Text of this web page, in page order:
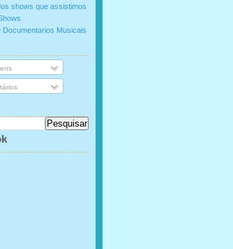
shows que assistimos
Documentarios Musicais